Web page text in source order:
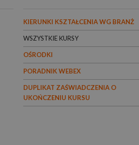
KIERUNKI KSZTAŁCENIA WG BRANŻ
WSZYSTKIE KURSY
OŚRODKI
PORADNIK WEBEX
DUPLIKAT ZAŚWIADCZENIA O
UKOŃCZENIU KURSU